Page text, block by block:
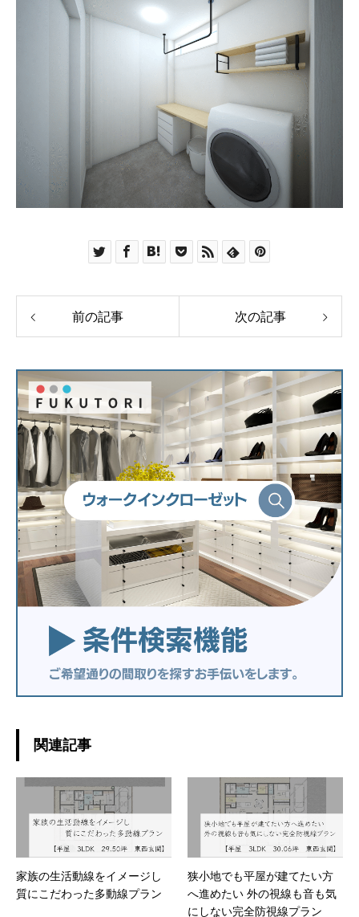
前の記事 次の記事
関連記事
家族の生活動線をイメージし
質にこだわった多動線プラン
狭小地でも平屋が建てたい方
へ進めたい 外の視線も音も気
にしない完全防視線プラン